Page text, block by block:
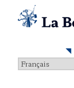
content